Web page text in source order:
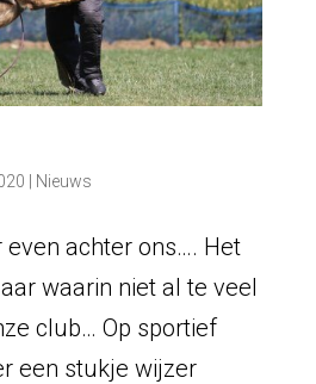
Nieuws
even achter ons…. Het
waarin niet al te veel
club… Op sportief
een stukje wijzer